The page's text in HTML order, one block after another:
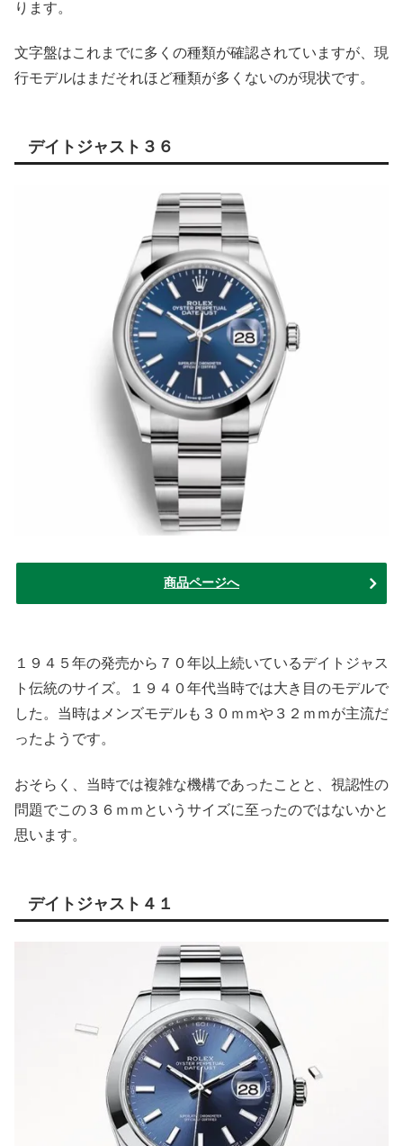
ります。
文字盤はこれまでに多くの種類が確認されていますが、現
行モデルはまだそれほど種類が多くないのが現状です。
デイトジャスト３６
商品ページへ
１９４５年の発売から７０年以上続いているデイトジャス
ト伝統のサイズ。１９４０年代当時では大き目のモデルで
した。当時はメンズモデルも３０ｍｍや３２ｍｍが主流だ
ったようです。
おそらく、当時では複雑な機構であったことと、視認性の
問題でこの３６ｍｍというサイズに至ったのではないかと
思います。
デイトジャスト４１